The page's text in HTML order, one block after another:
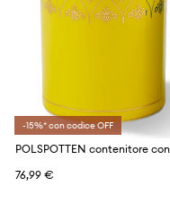
-15%* con codice OFF
76,99 €